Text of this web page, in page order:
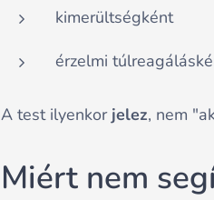
kimerültségként
érzelmi
A test ilyenkor jelez, nem
Miért nem